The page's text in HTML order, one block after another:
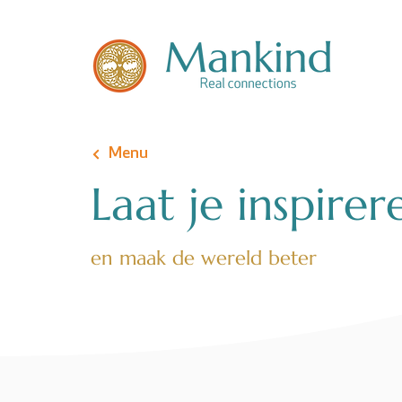
Menu
Laat je
en maak de wereld beter